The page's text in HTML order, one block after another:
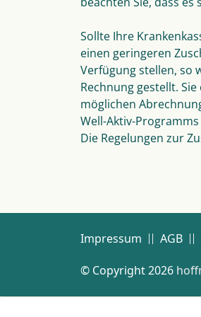
Sollte Ihre
einen geringeren
Verfügung stellen, so
Rechnung gestellt.
möglichen
Well-Aktiv-
Die Regelungen zur
Impressum AGB
© Copyright 2026